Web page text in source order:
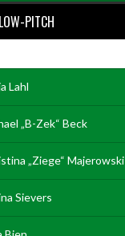
PITCH
Lahl
„B-Zek“ Beck
„Ziege“ Majerowski
Sievers